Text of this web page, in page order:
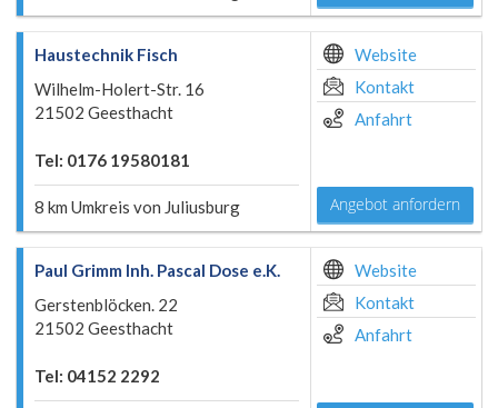
Haustechnik Fisch
Wilhelm-Holert-Str. 16
21502 Geesthacht
Tel: 0176 19580181
8 km Umkreis von Juliusburg
Website
Kontakt
Anfahrt
Angebot anfordern
Paul Grimm Inh. Pascal Dose e.K.
Gerstenblöcken. 22
21502 Geesthacht
Tel: 04152 2292
Website
Kontakt
Anfahrt